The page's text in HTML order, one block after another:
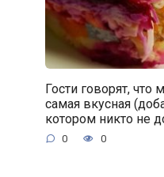
Гости говорят,
самая вкусная
котором никто не
0 0